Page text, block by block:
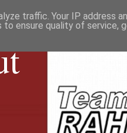
traffic. Your IP address
ensure quality of service,